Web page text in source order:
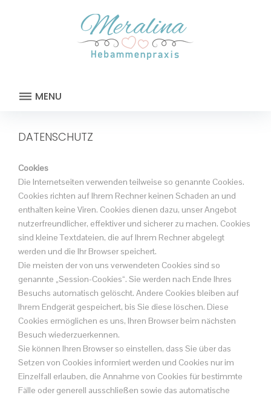
MENU
DATENSCHUTZ
Cookies
Die Internetseiten verwenden teilweise so genannte Cookies.
Cookies richten auf Ihrem Rechner keinen Schaden an und
enthalten keine Viren. Cookies dienen dazu, unser Angebot
nutzerfreundlicher, effektiver und sicherer zu machen. Cookies
sind kleine Textdateien, die auf Ihrem Rechner abgelegt
werden und die Ihr Browser speichert.
Die meisten der von uns verwendeten Cookies sind so
genannte „Session-Cookies“. Sie werden nach Ende Ihres
Besuchs automatisch gelöscht. Andere Cookies bleiben auf
Ihrem Endgerät gespeichert, bis Sie diese löschen. Diese
Cookies ermöglichen es uns, Ihren Browser beim nächsten
Besuch wiederzuerkennen.
Sie können Ihren Browser so einstellen, dass Sie über das
Setzen von Cookies informiert werden und Cookies nur im
Einzelfall erlauben, die Annahme von Cookies für bestimmte
Fälle oder generell ausschließen sowie das automatische